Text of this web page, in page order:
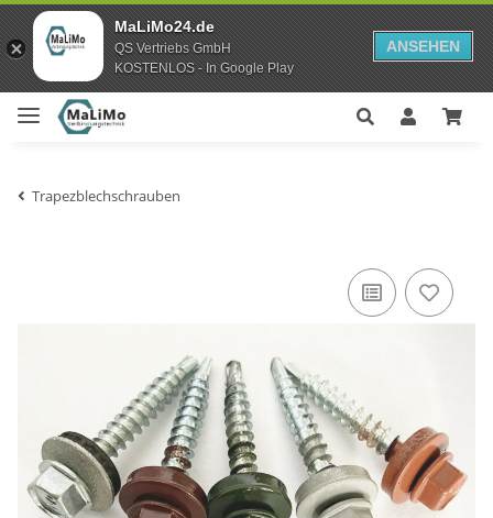
MaLiMo24.de
QS Vertriebs GmbH
KOSTENLOS - In Google Play
ANSEHEN
Trapezblechschrauben